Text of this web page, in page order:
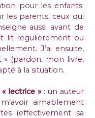
pour les enfants
les parents, ceux qui
aussi avant de
lit régulièrement ou
J’ai ensuite,
(pardon, mon livre,
à la situation.
lectrice »: un auteur
aimablement
(effectivement sa